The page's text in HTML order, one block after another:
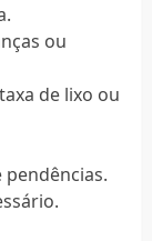
ou
de lixo ou